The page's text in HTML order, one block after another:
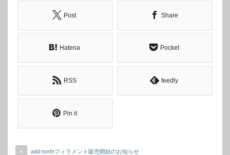
Post Share
Hatena Pocket
RSS feedly
Pin it
add:northフィラメント販売開始のお知らせ